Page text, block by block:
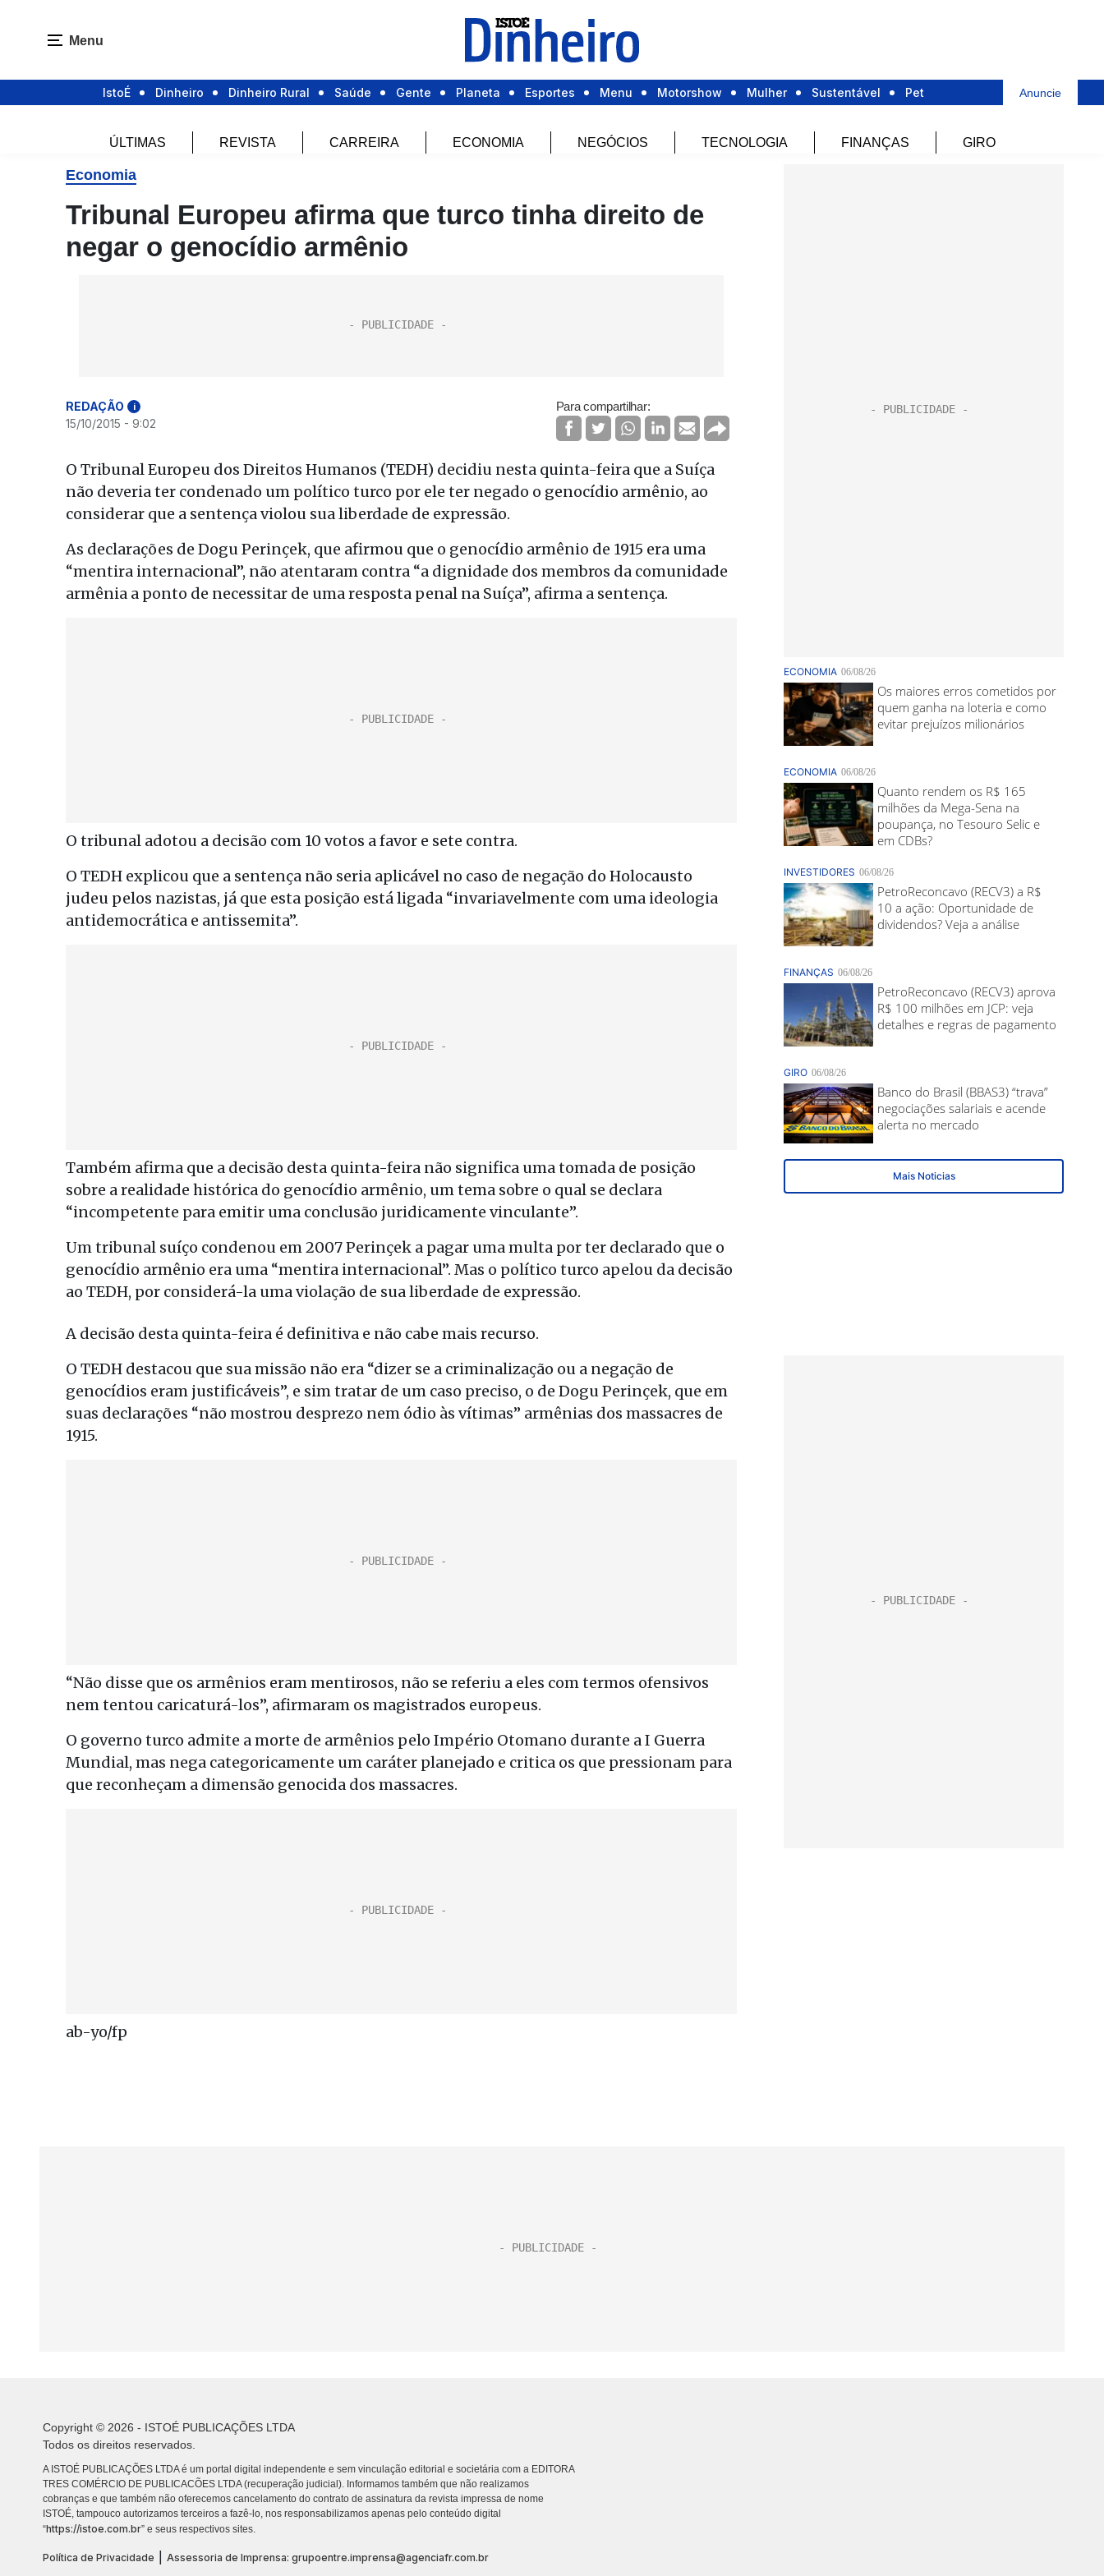
Menu
IstoÉ Dinheiro Dinheiro Rural Saúde Gente Planeta Esportes Menu Motorshow Mulher Sustentável Pet Anuncie
ÚLTIMAS REVISTA CARREIRA ECONOMIA NEGÓCIOS TECNOLOGIA FINANÇAS GIRO
Economia
Tribunal Europeu afirma que turco tinha direito de
negar o genocídio armênio
REDAÇÃO i
15/10/2015 - 9:02
Para compartilhar:
O Tribunal Europeu dos Direitos Humanos (TEDH) decidiu nesta quinta-feira que a Suíça
não deveria ter condenado um político turco por ele ter negado o genocídio armênio, ao
considerar que a sentença violou sua liberdade de expressão.
As declarações de Dogu Perinçek, que afirmou que o genocídio armênio de 1915 era uma
“mentira internacional”, não atentaram contra “a dignidade dos membros da comunidade
armênia a ponto de necessitar de uma resposta penal na Suíça”, afirma a sentença.
O tribunal adotou a decisão com 10 votos a favor e sete contra.
O TEDH explicou que a sentença não seria aplicável no caso de negação do Holocausto
judeu pelos nazistas, já que esta posição está ligada “invariavelmente com uma ideologia
antidemocrática e antissemita”.
Também afirma que a decisão desta quinta-feira não significa uma tomada de posição
sobre a realidade histórica do genocídio armênio, um tema sobre o qual se declara
“incompetente para emitir uma conclusão juridicamente vinculante”.
Um tribunal suíço condenou em 2007 Perinçek a pagar uma multa por ter declarado que o
genocídio armênio era uma “mentira internacional”. Mas o político turco apelou da decisão
ao TEDH, por considerá-la uma violação de sua liberdade de expressão.
A decisão desta quinta-feira é definitiva e não cabe mais recurso.
O TEDH destacou que sua missão não era “dizer se a criminalização ou a negação de
genocídios eram justificáveis”, e sim tratar de um caso preciso, o de Dogu Perinçek, que em
suas declarações “não mostrou desprezo nem ódio às vítimas” armênias dos massacres de
1915.
“Não disse que os armênios eram mentirosos, não se referiu a eles com termos ofensivos
nem tentou caricaturá-los”, afirmaram os magistrados europeus.
O governo turco admite a morte de armênios pelo Império Otomano durante a I Guerra
Mundial, mas nega categoricamente um caráter planejado e critica os que pressionam para
que reconheçam a dimensão genocida dos massacres.
ab-yo/fp
Copyright © 2026 - ISTOÉ PUBLICAÇÕES LTDA
Todos os direitos reservados.
A ISTOÉ PUBLICAÇÕES LTDA é um portal digital independente e sem vinculação editorial e societária com a EDITORA
TRES COMÉRCIO DE PUBLICACÕES LTDA (recuperação judicial). Informamos também que não realizamos
cobranças e que também não oferecemos cancelamento do contrato de assinatura da revista impressa de nome
ISTOÉ, tampouco autorizamos terceiros a fazê-lo, nos responsabilizamos apenas pelo conteúdo digital
“https://istoe.com.br” e seus respectivos sites.
Política de Privacidade Assessoria de Imprensa: grupoentre.imprensa@agenciafr.com.br